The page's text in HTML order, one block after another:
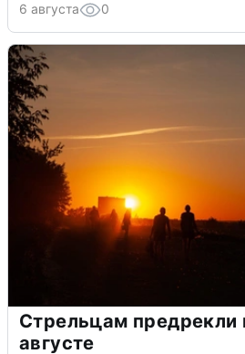
6 августа 0
Стрельцам предрекли
августе